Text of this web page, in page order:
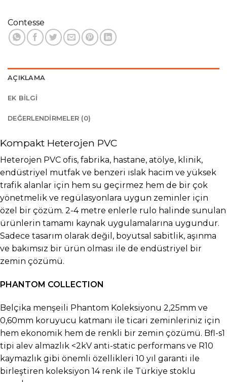
Contesse
AÇIKLAMA
EK BILGI
DEĞERLENDIRMELER (0)
Kompakt Heterojen PVC
Heterojen PVC ofis, fabrika, hastane, atölye, klinik,
endüstriyel mutfak ve benzeri ıslak hacim ve yüksek
trafik alanlar için hem su geçirmez hem de bir çok
yönetmelik ve regülasyonlara uygun zeminler için
özel bir çözüm. 2-4 metre enlerle rulo halinde sunulan
ürünlerin tamamı kaynak uygulamalarına uygundur.
Sadece tasarım olarak değil, boyutsal sabitlik, aşınma
ve bakımsız bir ürün olması ile de endüstriyel bir
zemin çözümü.
PHANTOM COLLECTION
Belçika menşeili Phantom Koleksiyonu 2,25mm ve
0,60mm koruyucu katmanı ile ticari zeminleriniz için
hem ekonomik hem de renkli bir zemin çözümü. Bfl-s1
tipi alev almazlık <2kV anti-static performans ve R10
kaymazlık gibi önemli özellikleri 10 yıl garanti ile
birleştiren koleksiyon 14 renk ile Türkiye stoklu